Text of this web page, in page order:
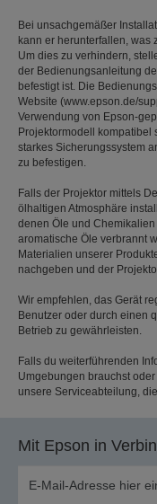
Bei unsachgemäßer
kann er herunterfallen, was
Um dies zu verhindern,
der Bedienungsanleitung
befestigt ist. Die
Website (www.epson.de/
Verwendung von Epson-
Projektormodell kompatibel
starkes Sicherungssystem
zu befestigen.
Falls der Projektor mittels
ölhaltigen Atmosphäre
denen Öle und
aromatische Öle verbrannt
Materialien unserer
nachgeben und der
Wir empfehlen, das Gerät
Benutzer oder durch einen
Betrieb zu gewährleisten.
Falls du weiterführenden
Umgebungen brauchst
unsere Serviceabteilung,
Mit Epson in